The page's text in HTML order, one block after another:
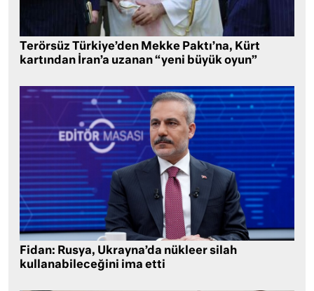
Terörsüz Türkiye’den Mekke Paktı’na, Kürt
kartından İran’a uzanan “yeni büyük oyun”
Fidan: Rusya, Ukrayna’da nükleer silah
kullanabileceğini ima etti